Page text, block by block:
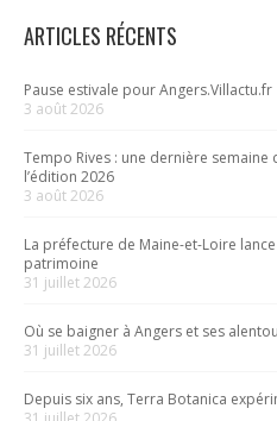
ARTICLES RÉCENTS
Pause estivale pour Angers.Villactu.fr
3 août 2026
Tempo Rives : une dernière
l’édition 2026
3 août 2026
La préfecture de Maine-et-Loire
patrimoine
31 juillet 2026
Où se baigner à Angers et ses
31 juillet 2026
Depuis six ans, Terra Botanica